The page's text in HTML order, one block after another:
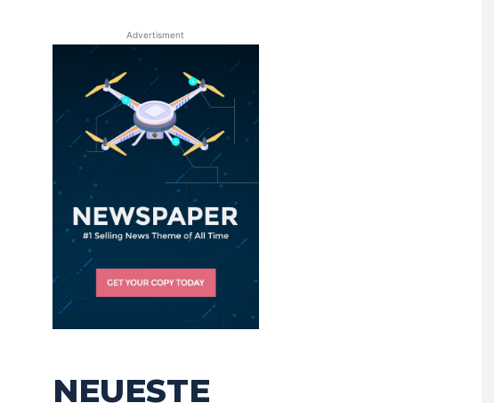
Advertisment
NEUESTE